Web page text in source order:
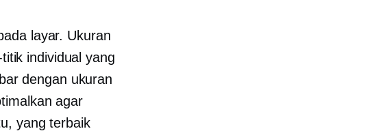
layar. Ukuran
individual yang
dengan ukuran
agar
yang terbaik